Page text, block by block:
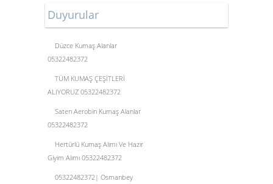
Duyurular
Düzce Kumaş Alanlar
05322482372
TÜM KUMAŞ ÇEŞİTLERİ
ALIYORUZ 05322482372
Saten Aerobin Kumaş Alanlar
05322482372
Hertürlü Kumaş Alımı Ve Hazır
Giyim Alımı 05322482372
05322482372| Osmanbey